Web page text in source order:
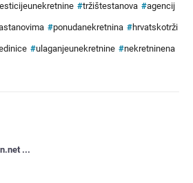
#tržištestanova #agencij
#ponudanekretnina #hrvatskotrži
#ulaganjeunekretnine #nekretninena
...